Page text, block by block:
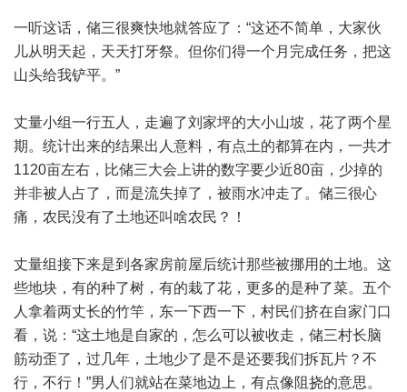
一听这话，储三很爽快地就答应了：“这还不简单，大家伙
儿从明天起，天天打牙祭。但你们得一个月完成任务，把这
山头给我铲平。”
丈量小组一行五人，走遍了刘家坪的大小山坡，花了两个星
期。统计出来的结果出人意料，有点土的都算在内，一共才
1120亩左右，比储三大会上讲的数字要少近80亩，少掉的
并非被人占了，而是流失掉了，被雨水冲走了。储三很心
痛，农民没有了土地还叫啥农民？！
丈量组接下来是到各家房前屋后统计那些被挪用的土地。这
些地块，有的种了树，有的栽了花，更多的是种了菜。五个
人拿着两丈长的竹竿，东一下西一下，村民们挤在自家门口
看，说：“这土地是自家的，怎么可以被收走，储三村长脑
筋动歪了，过几年，土地少了是不是还要我们拆瓦片？不
行，不行！”男人们就站在菜地边上，有点像阻挠的意思。